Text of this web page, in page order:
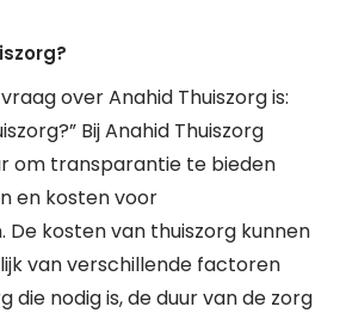
over Anahid Thuiszorg is:
Bij Anahid Thuiszorg
om transparantie te bieden
en kosten voor
De kosten van thuiszorg kunnen
van verschillende factoren
die nodig is, de duur van de zorg